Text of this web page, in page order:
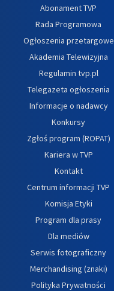
Abonament TVP
Rada Programowa
Ogłoszenia przetargowe
Akademia Telewizyjna
Regulamin tvp.pl
Telegazeta ogłoszenia
Informacje o nadawcy
Konkursy
Zgłoś program (ROPAT)
Kariera w TVP
Kontakt
Centrum informacji TVP
Komisja Etyki
Program dla prasy
Dla mediów
Serwis fotograficzny
Merchandising (znaki)
Polityka Prywatności